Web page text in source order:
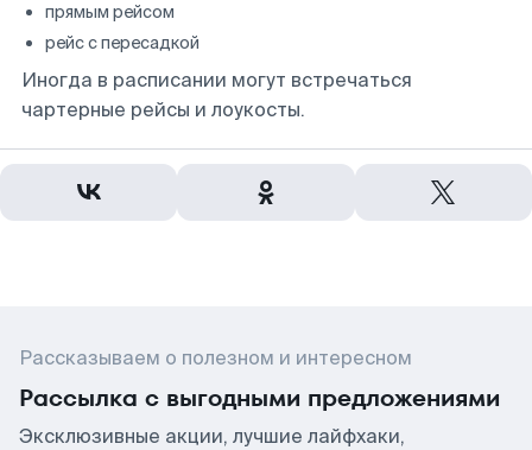
прямым рейсом
рейс с пересадкой
Иногда в расписании могут встречаться
чартерные рейсы и лоукосты.
Рассказываем о полезном и интересном
Рассылка с выгодными предложениями
Эксклюзивные акции, лучшие лайфхаки,